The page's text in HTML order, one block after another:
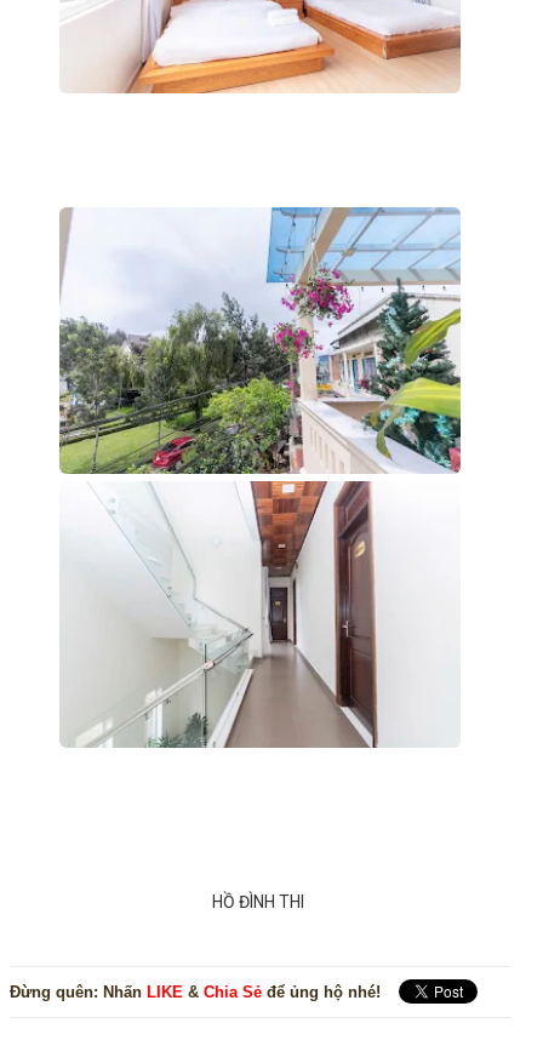
HỒ ĐÌNH THI
Đừng quên: Nhấn LIKE & Chia Sẻ để ủng hộ nhé!